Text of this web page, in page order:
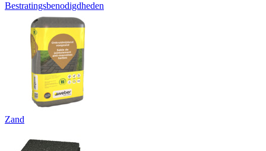
Bestratingsbenodigdheden
Zand